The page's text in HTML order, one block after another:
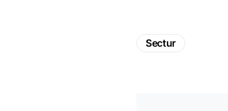
Sectur